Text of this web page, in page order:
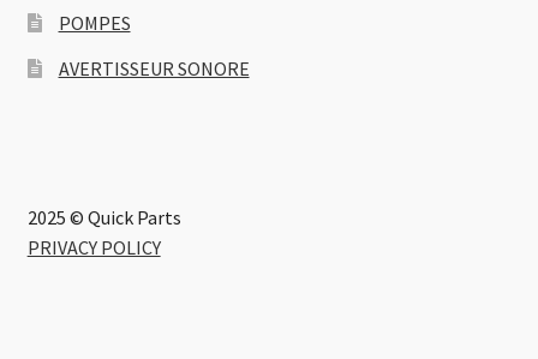
POMPES
AVERTISSEUR SONORE
2025 © Quick Parts
PRIVACY POLICY